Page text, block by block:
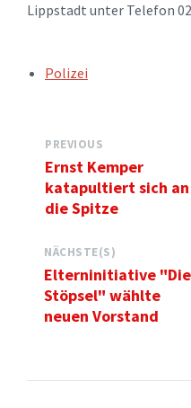
Lippstadt unter Telefon
TAGS:Polizei
PREVIOUS
Ernst Kemper
katapultiert sich an
die Spitze
NÄCHSTE(S)
Elterninitiative "Die
Stöpsel" wählte
neuen Vorstand